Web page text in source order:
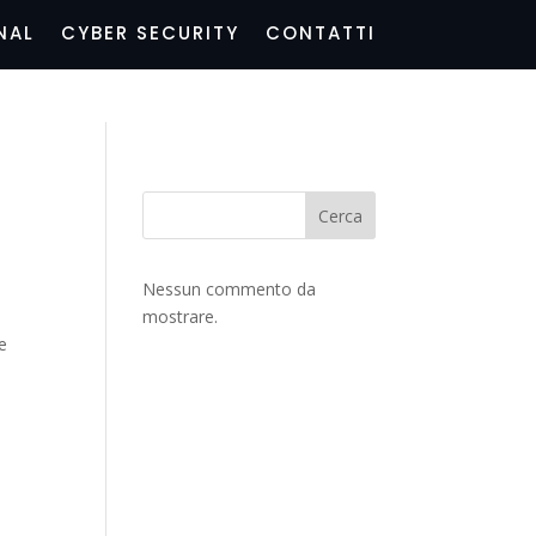
CYBER SECURITY CONTATTI
Cerca
Nessun commento da
mostrare.